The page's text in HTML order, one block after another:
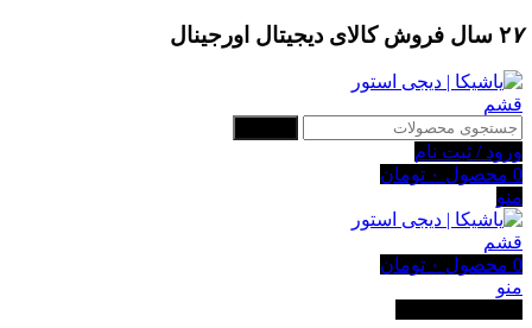
۲۷ سال فروش کالای دیجیتال اورجینال
ورود / ثبت نام
0 محصول ۰ تومان
منو
0 محصول ۰ تومان
منو